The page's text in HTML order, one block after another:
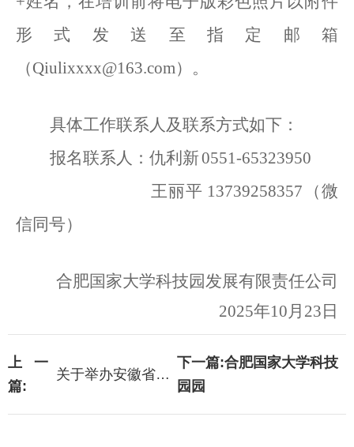
形式发送至指定邮箱
（Qiulixxxx@163.com）。
具体工作联系人及联系方式如下：
报名联系人 ：仇利新0551-65323950
王丽平 13739258357 （微
信同号）
合肥国家大学科技园发展有限责任公司
2025年10月 23日
上一
篇:
关于举办安徽省创业孵
下一篇:合肥国家大学科技
园园